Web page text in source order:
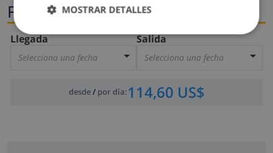
Fechas
Llegada
Selecciona una fecha
Salida
Selecciona una fecha
desde/ por día:114,60 US$
MOSTRAR DETALLES